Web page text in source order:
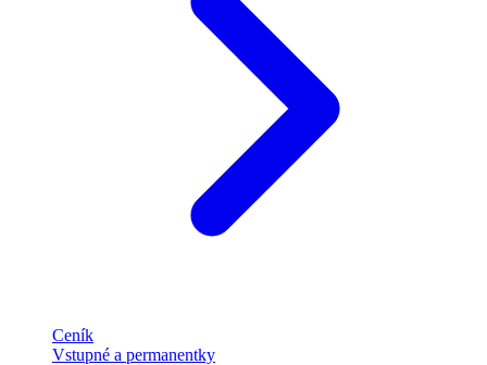
Ceník
Vstupné a permanentky